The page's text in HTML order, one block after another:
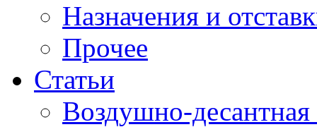
Назначения и
Прочее
Статьи
Воздушно-десантная